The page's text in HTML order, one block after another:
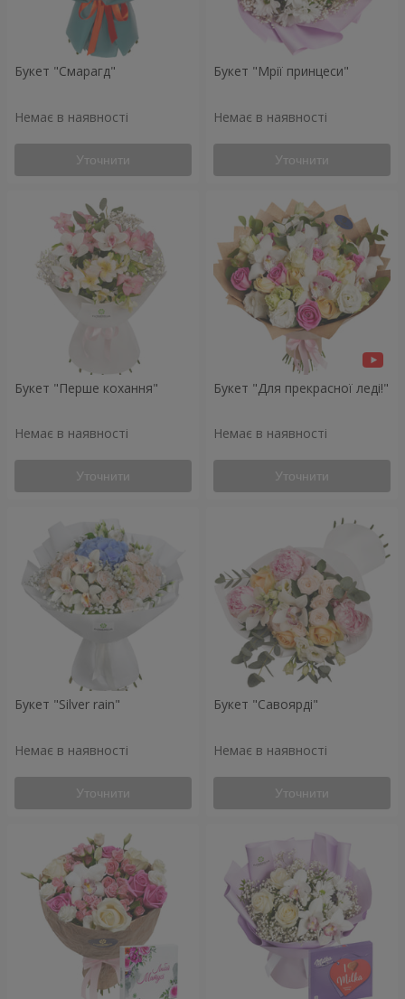
Букет "Смарагд"
Немає в наявності
Уточнити
Букет "Мрії принцеси"
Немає в наявності
Уточнити
Букет "Перше кохання"
Немає в наявності
Уточнити
Букет "Для прекрасної леді!"
Немає в наявності
Уточнити
Букет "Silver rain"
Немає в наявності
Уточнити
Букет "Савоярді"
Немає в наявності
Уточнити